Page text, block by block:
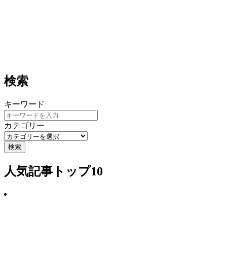
検索
キーワード
カテゴリー
検索
人気記事トップ10